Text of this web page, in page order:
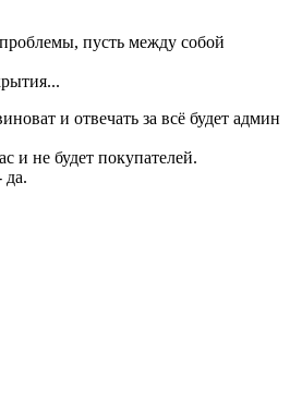
пусть между собой
и отвечать за всё будет админ
и не будет покупателей.